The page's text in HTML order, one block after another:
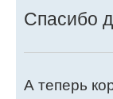
Спасибо
А теперь